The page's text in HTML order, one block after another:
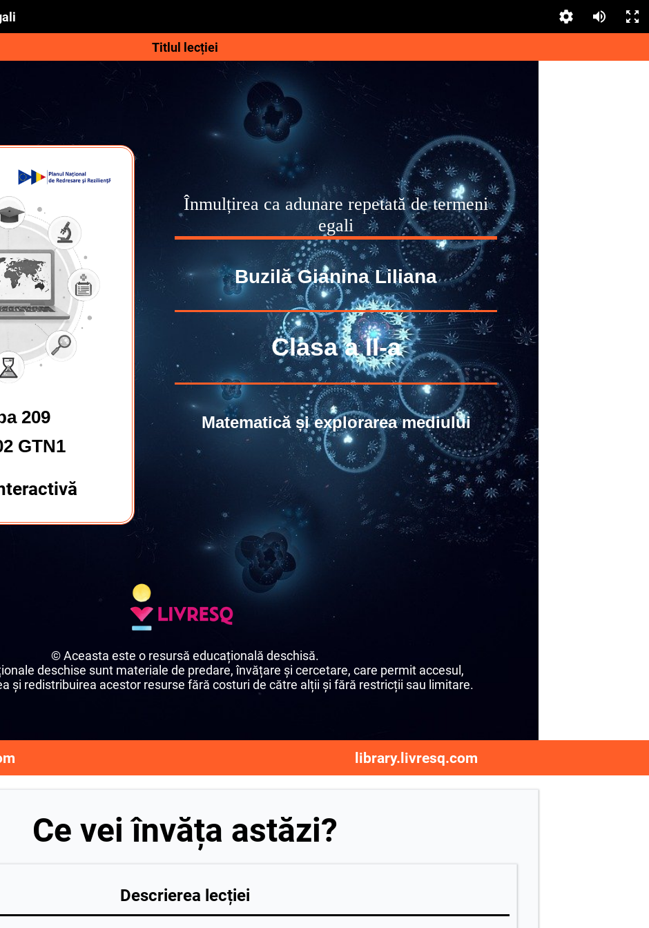
Titlul lecției
209
GTN1
Înmulțirea ca adunare repetată de termeni
egali
Buzilă Gianina Liliana
Clasa a II-a
Matematică și explorarea mediului
© Aceasta este o resursă educațională deschisă.
deschise sunt materiale de predare, învățare și cercetare, care permit accesul,
și redistribuirea acestor resurse fără costuri de către alții și fără restricții sau limitare.
library.livresq.com
Ce vei învăța astăzi?
Descrierea lecției